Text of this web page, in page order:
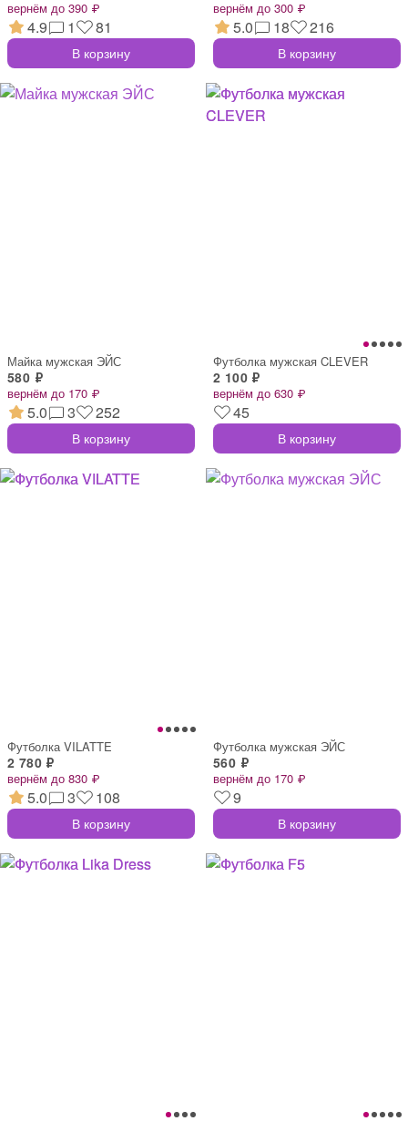
вернём до 390 ₽
4.9 1 81
В корзину
вернём до 300 ₽
5.0 18 216
В корзину
Майка мужская ЭЙС
580 ₽
вернём до 170 ₽
5.0 3 252
В корзину
Футболка мужская CLEVER
2 100 ₽
вернём до 630 ₽
45
В корзину
Футболка VILATTE
2 780 ₽
вернём до 830 ₽
5.0 3 108
В корзину
Футболка мужская ЭЙС
560 ₽
вернём до 170 ₽
9
В корзину